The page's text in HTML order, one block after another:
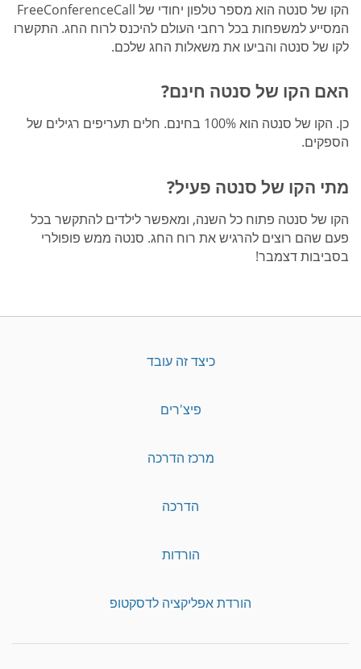
הקו של סנטה הוא מספר טלפון יחודי של FreeConferenceCall
המסייע למשפחות בכל רחבי העולם להיכנס לרוח החג. התקשרו
לקו של סנטה והביעו את משאלות החג שלכם.
האם הקו של סנטה חינם?
כן. הקו של סנטה הוא 100% בחינם. חלים תעריפים רגילים של
הספקים.
מתי הקו של סנטה פעיל?
הקו של סנטה פתוח כל השנה, ומאפשר לילדים להתקשר בכל
פעם שהם רוצים להרגיש את רוח החג. סנטה ממש פופולרי
בסביבות דצמבר!
כיצד זה עובד
פיצ'רים
מרכז הדרכה
הדרכה
הורדות
הורדת אפליקציה לדסקטופ